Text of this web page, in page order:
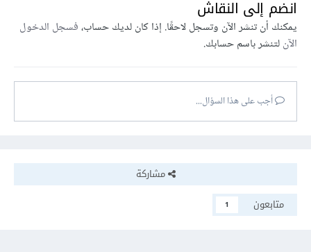
انضم إلى النقاش
يمكنك أن تنشر الآن وتسجل لاحقًا. إذا كان لديك حساب،فسجل الدخول
الآنلتنشر باسم حسابك.
أجب على هذا السؤال...
مشاركة
متابعون
1